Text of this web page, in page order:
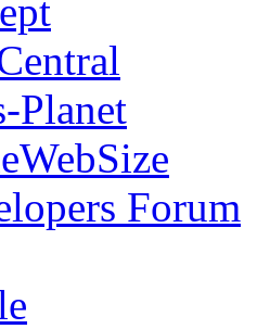
Planet
Forum